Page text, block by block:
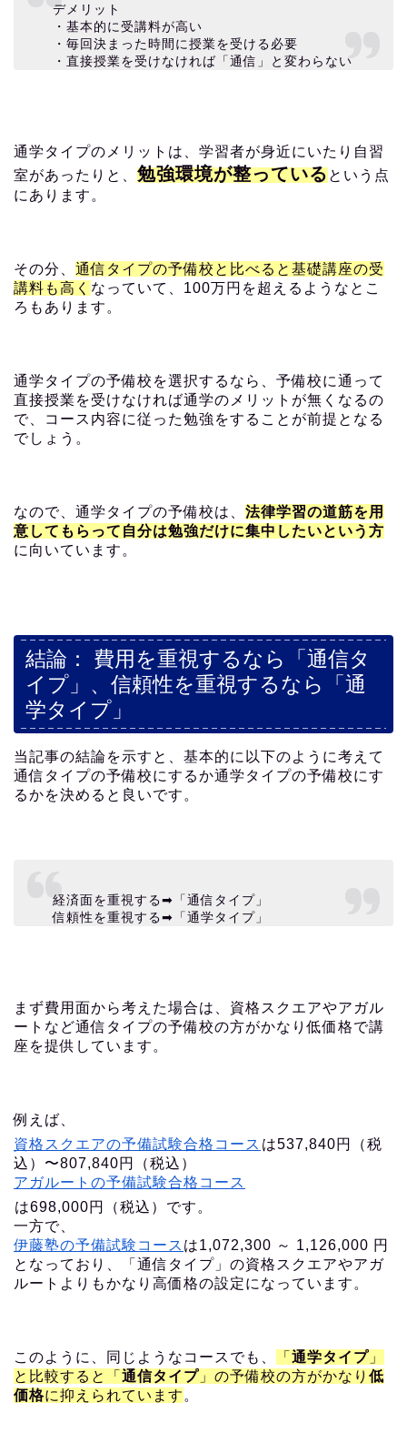
デメリット
・基本的に受講料が高い
・毎回決まった時間に授業を受ける必要
・直接授業を受けなければ「通信」と変わらない
通学タイプのメリットは、学習者が身近にいたり自習
室があったりと、 勉強環境が整っているという点
にあります。
その分、 通信タイプの予備校と比べると基礎講座の受
講料も高く なっていて、100万円を超えるようなとこ
ろもあります。
通学タイプの予備校を選択するなら、予備校に通って
直接授業を受けなければ通学のメリットが無くなるの
で、コース内容に従った勉強をすることが前提となる
でしょう。
なので、通学タイプの予備校は、 法律学習の道筋を用
意してもらって自分は勉強だけに集中したいという方
に向いています。
結論： 費用を重視するなら「通信タ
イプ」、信頼性を重視するなら「通
学タイプ」
当記事の結論を示すと、基本的に以下のように考えて
通信タイプの予備校にするか通学タイプの予備校にす
るかを決めると良いです。
経済面を重視する➡︎「通信タイプ」
信頼性を重視する➡︎「通学タイプ」
まず費用面から考えた場合は、資格スクエアやアガル
ートなど通信タイプの予備校の方がかなり低価格で講
座を提供しています。
例えば、
資格スクエアの予備試験合格コース は537,840円（税
込）〜807,840円（税込）
アガルートの予備試験合格コース
は698,000円（税込）です。
一方で、
伊藤塾の予備試験コース は1,072,300 ～ 1,126,000 円
となっており、「通信タイプ」の資格スクエアやアガ
ルートよりもかなり高価格の設定になっています。
このように、同じようなコースでも、 「 通学タイプ 」
と比較すると「 通信タイプ 」の予備校の方がかなり 低
価格に抑えられています 。